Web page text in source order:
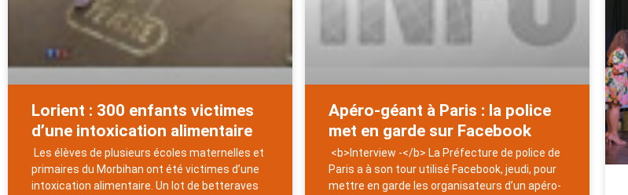
Lorient : 300 enfants victimes
d’une intoxication alimentaire
Les élèves de plusieurs écoles maternelles et
primaires du Morbihan ont été victimes d’une
intoxication alimentaire. Un lot de betteraves
Apéro-géant à Paris : la police
met en garde sur Facebook
<b>Interview -</b> La Préfecture de police de
Paris a à son tour utilisé Facebook, jeudi, pour
mettre en garde les organisateurs d’un apéro-